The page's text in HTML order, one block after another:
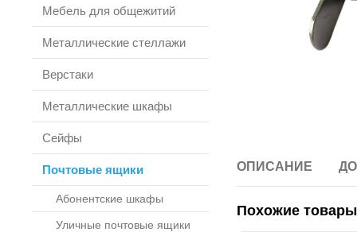
Мебель для общежитий
Металлические стеллажи
Верстаки
Металлические шкафы
Сейфы
Почтовые ящики
Абонентские шкафы
Уличные почтовые ящики
ОПИСАНИЕ
Похожие